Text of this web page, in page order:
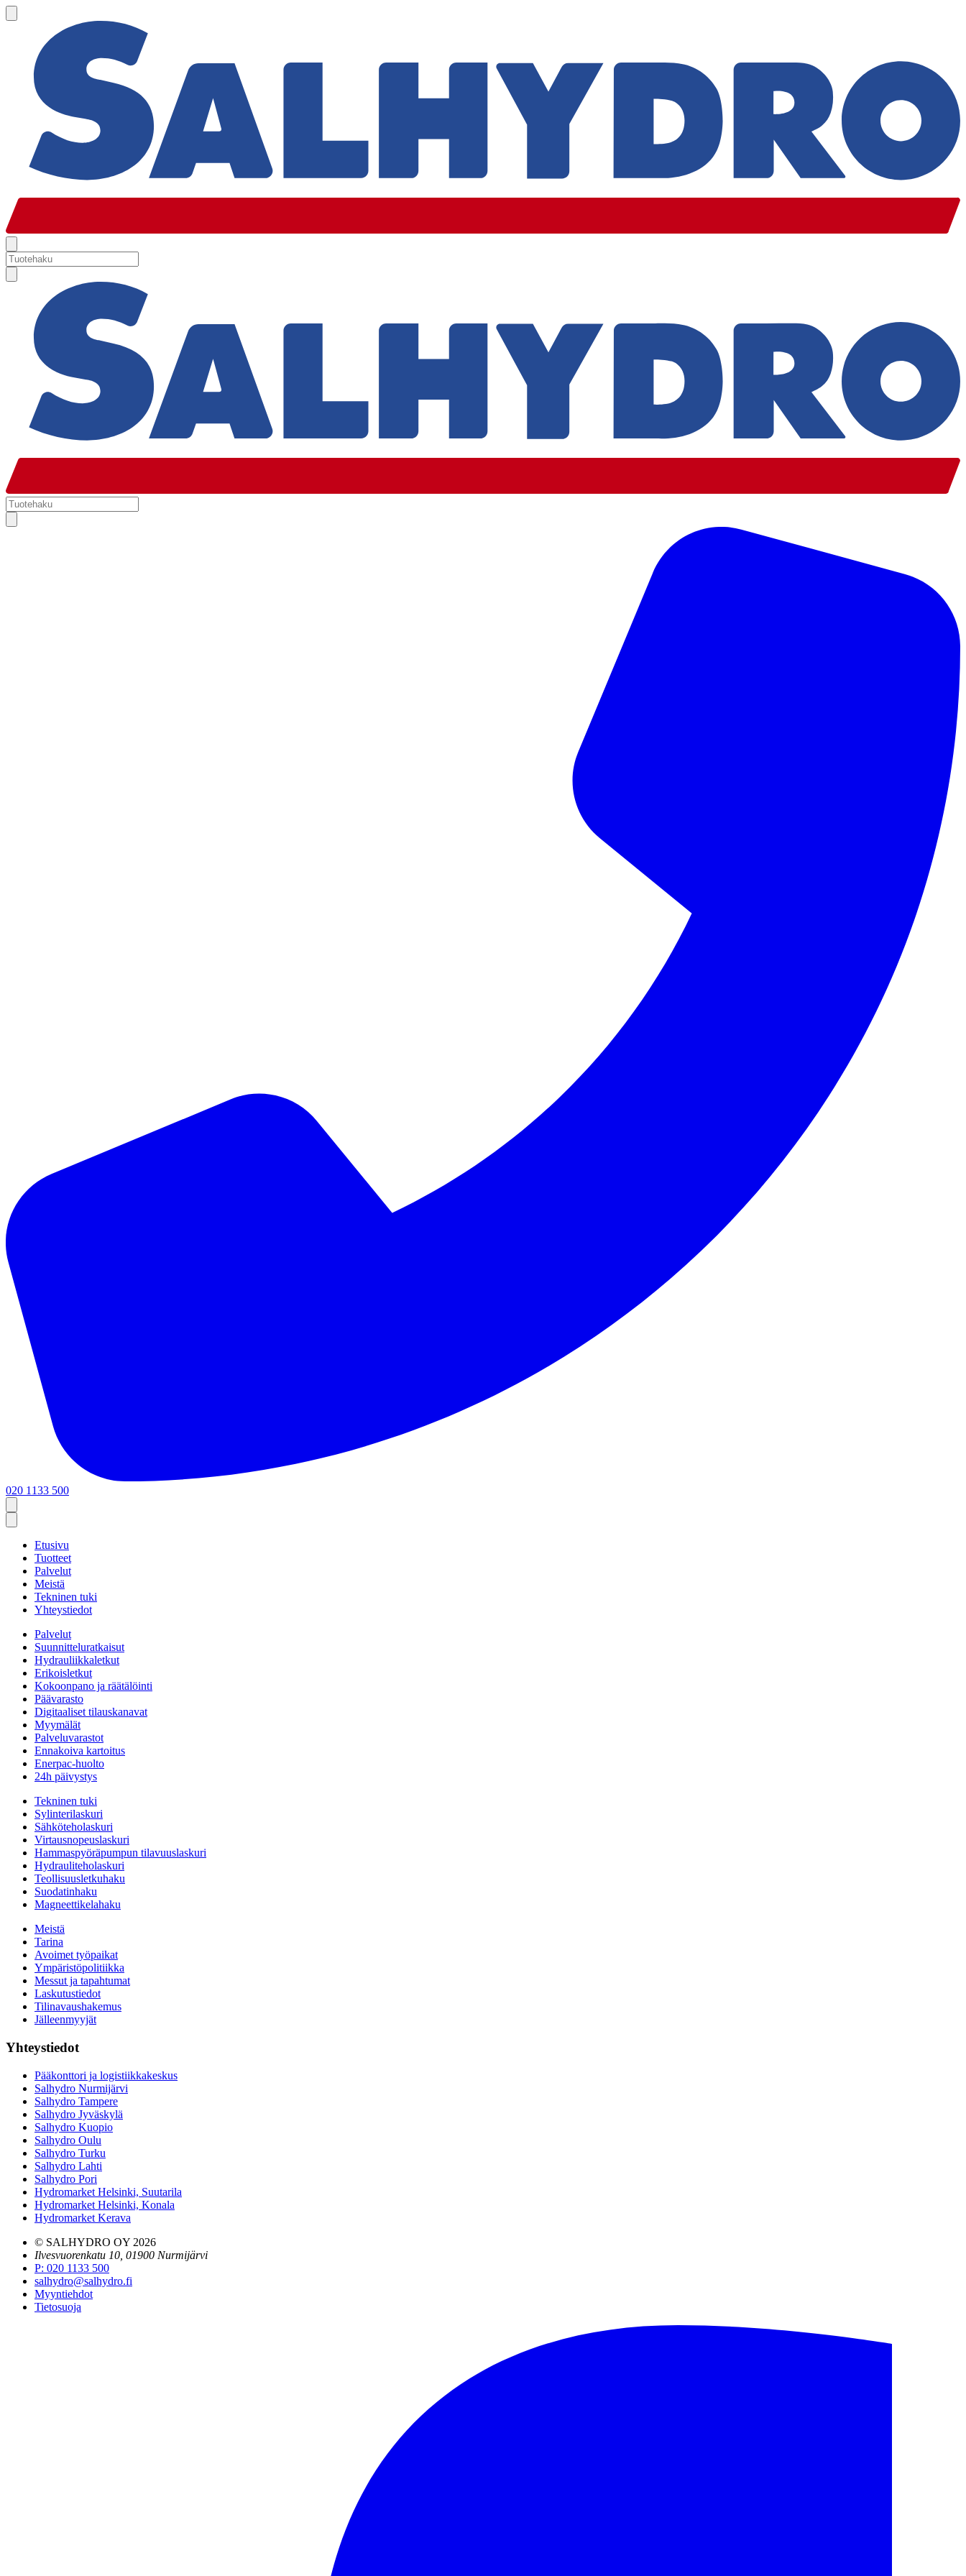
020 1133 500
Etusivu
Tuotteet
Palvelut
Meistä
Tekninen tuki
Yhteystiedot
Palvelut
Suunnitteluratkaisut
Hydrauliikkaletkut
Erikoisletkut
Kokoonpano ja räätälöinti
Päävarasto
Digitaaliset tilauskanavat
Myymälät
Palveluvarastot
Ennakoiva kartoitus
Enerpac-huolto
24h päivystys
Tekninen tuki
Sylinterilaskuri
Sähköteholaskuri
Virtausnopeuslaskuri
Hammaspyöräpumpun tilavuuslaskuri
Hydrauliteholaskuri
Teollisuusletkuhaku
Suodatinhaku
Magneettikelahaku
Meistä
Tarina
Avoimet työpaikat
Ympäristöpolitiikka
Messut ja tapahtumat
Laskutustiedot
Tilinavaushakemus
Jälleenmyyjät
Yhteystiedot
Pääkonttori ja logistiikkakeskus
Salhydro Nurmijärvi
Salhydro Tampere
Salhydro Jyväskylä
Salhydro Kuopio
Salhydro Oulu
Salhydro Turku
Salhydro Lahti
Salhydro Pori
Hydromarket Helsinki, Suutarila
Hydromarket Helsinki, Konala
Hydromarket Kerava
© SALHYDRO OY 2026
Ilvesvuorenkatu 10, 01900 Nurmijärvi
P: 020 1133 500
salhydro@salhydro.fi
Myyntiehdot
Tietosuoja